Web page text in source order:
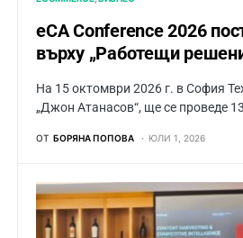
eCA Conference 2026
върху „Работещи
На 15 октомври 2026 г. в София
„Джон Атанасов“, ще се проведе
ОТ БОРЯНА ПОПОВА ЮЛИ 1, 2026